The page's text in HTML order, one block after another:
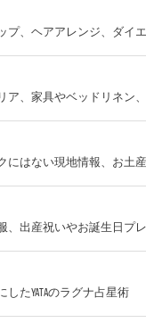
プ、ヘアアレンジ、ダイ
ア、家具やベッドリネン
にはない現地情報、お土
、出産祝いやお誕生日プ
たYATAのラグナ占星術